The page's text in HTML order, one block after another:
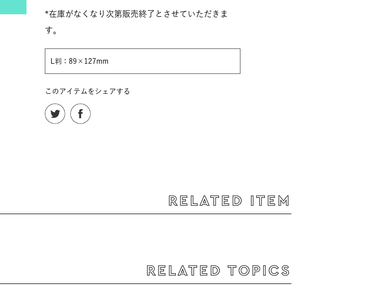
*在庫がなくなり次第販売終了とさせていただきま
す。
L判：89×127mm
このアイテムをシェアする
RELATED ITEM
RELATED TOPICS